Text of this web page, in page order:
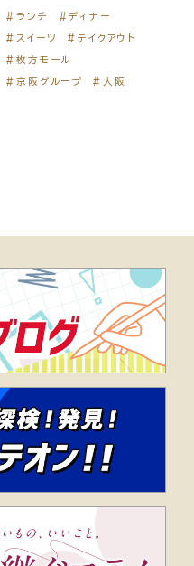
＃ランチ
＃ディナー
＃スイーツ
＃テイクアウト
＃枚方モール
＃京阪グループ
＃大阪